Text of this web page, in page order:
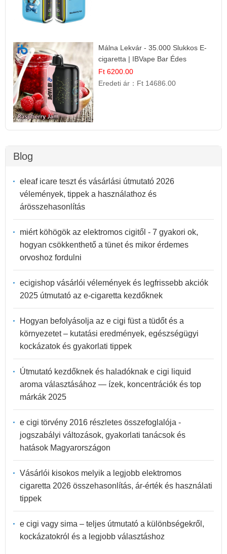
Málna Lekvár - 35.000 Slukkos E-
cigaretta | IBVape Bar Édes
Gyümölcs Íz
Ft 6200.00
Eredeti ár： Ft 14686.00
Blog
eleaf icare teszt és vásárlási útmutató 2026
vélemények, tippek a használathoz és
árösszehasonlítás
miért köhögök az elektromos cigitől - 7 gyakori ok,
hogyan csökkenthető a tünet és mikor érdemes
orvoshoz fordulni
ecigishop vásárlói vélemények és legfrissebb akciók
2025 útmutató az e-cigaretta kezdőknek
Hogyan befolyásolja az e cigi füst a tüdőt és a
környezetet – kutatási eredmények, egészségügyi
kockázatok és gyakorlati tippek
Útmutató kezdőknek és haladóknak e cigi liquid
aroma választásához — ízek, koncentrációk és top
márkák 2025
e cigi törvény 2016 részletes összefoglalója -
jogszabályi változások, gyakorlati tanácsok és
hatások Magyarországon
Vásárlói kisokos melyik a legjobb elektromos
cigaretta 2026 összehasonlítás, ár-érték és használati
tippek
e cigi vagy sima – teljes útmutató a különbségekről,
kockázatokról és a legjobb választáshoz